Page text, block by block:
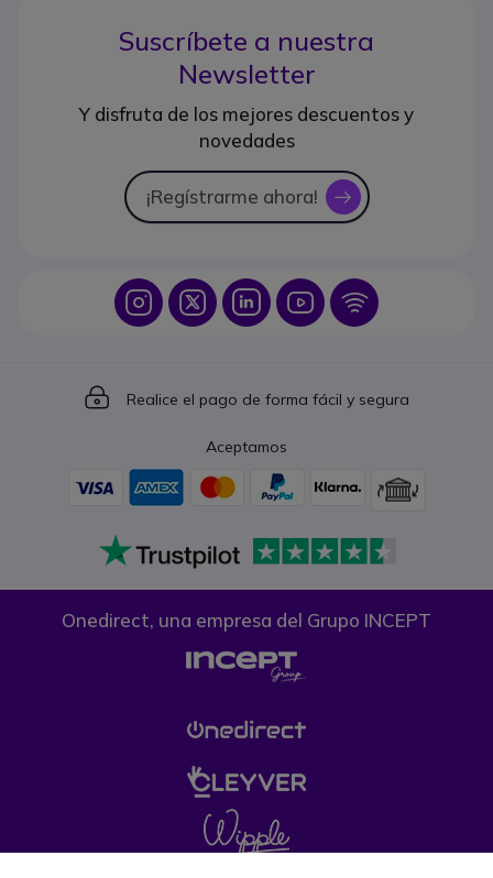
Suscríbete a nuestra
Newsletter
Y disfruta de los mejores descuentos y
novedades
¡Regístrarme ahora! icon
Icon IconIcon Icon Icon
Icon
Realice el pago de forma fácil y segura
Aceptamos
Onedirect, una empresa del Grupo INCEPT